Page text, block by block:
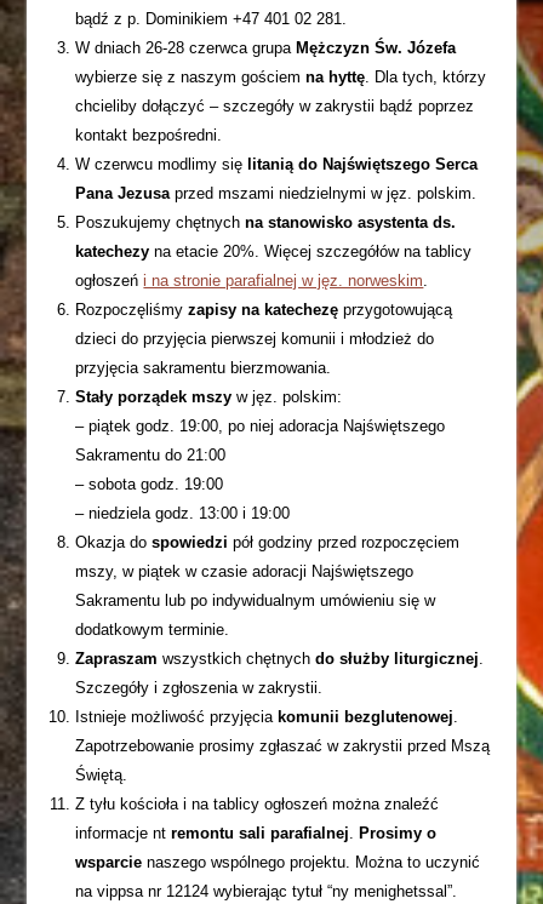
bądź z p. Dominikiem +47 401 02 281.
W dniach 26-28 czerwca grupa Mężczyzn Św. Józefa
wybierze się z naszym gościemna hyttę. Dla tych, którzy
chcieliby dołączyć – szczegóły w zakrystii bądź poprzez
kontakt bezpośredni.
W czerwcu modlimy się litanią do Najświętszego Serca
Pana Jezusaprzed mszami niedzielnymi w jęz. polskim.
Poszukujemy chętnychna stanowisko asystenta ds.
katechezy na etacie 20%. Więcej szczegółów na tablicy
ogłoszeńi na stronie parafialnej w jęz. norweskim.
Rozpoczęliśmyzapisy na katechezę przygotowującą
dzieci do przyjęcia pierwszej komunii i młodzież do
przyjęcia sakramentu bierzmowania.
Stały porządek mszy w jęz. polskim:
– piątek godz. 19:00, po niej adoracja Najświętszego
Sakramentu do 21:00
– sobota godz. 19:00
– niedziela godz. 13:00 i 19:00
Okazja dospowiedzi pół godziny przed rozpoczęciem
mszy, w piątek w czasie adoracji Najświętszego
Sakramentu lub po indywidualnym umówieniu się w
dodatkowym terminie.
Zapraszam wszystkich chętnych do służby liturgicznej.
Szczegóły i zgłoszenia w zakrystii.
Istnieje możliwość przyjęcia komunii bezglutenowej.
Zapotrzebowanie prosimy zgłaszać w zakrystii przed Mszą
Świętą.
Z tyłu kościoła i na tablicy ogłoszeń można znaleźć
informacje ntremontu sali parafialnej. Prosimy o
wsparcie naszego wspólnego projektu. Można to uczynić
na vippsa nr 12124 wybierając tytuł “ny menighetssal”.